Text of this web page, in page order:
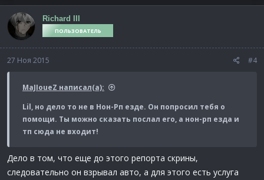
Richard III
ПОЛЬЗОВАТЕЛЬ
27 Ноя 2015 #4
MaJIoueZ написал(а):
Lil, но дело то не в Нон-Рп езде. Он попросил тебя о
помощи. Ты можно сказать послал его, а нон-рп езда и
тп сюда не входит!
Дело в том, что еще до этого репорта скрины,
следовательно он взрывал авто, а для этого есть услуга